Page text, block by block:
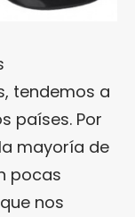
tendemos a
países. Por
mayoría de
pocas
nos